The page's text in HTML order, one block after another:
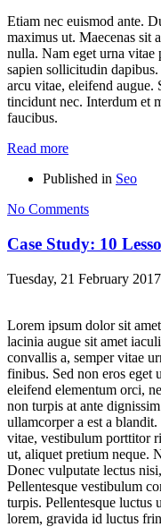
Etiam nec euismod ante.
maximus ut. Maecenas sit
nulla. Nam eget urna vitae
sapien sollicitudin dapibus.
arcu vitae, eleifend augue.
tincidunt nec. Interdum et
faucibus.
Read more
Published in Seo
No Comments
Case Study: 10
Tuesday, 21 February 2017
Lorem ipsum dolor sit
lacinia augue sit amet
convallis a, semper vitae
finibus. Sed non eros eget
eleifend elementum orci,
non turpis at ante
ullamcorper a est a
vitae, vestibulum porttitor
ut, aliquet pretium neque.
Donec vulputate lectus
Pellentesque vestibulum
turpis. Pellentesque luctus
lorem, gravida id luctus